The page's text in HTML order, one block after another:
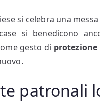
si celebra una
si benedicono
gesto di protezione
patronali